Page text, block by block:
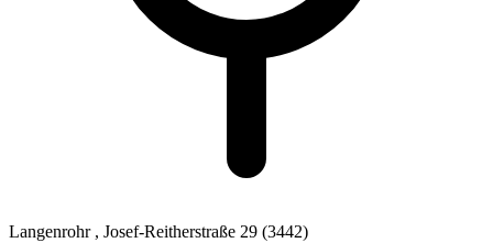
Langenrohr , Josef-Reitherstraße 29 (3442)